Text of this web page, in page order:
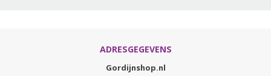
ADRESGEGEVENS
Gordijnshop.nl